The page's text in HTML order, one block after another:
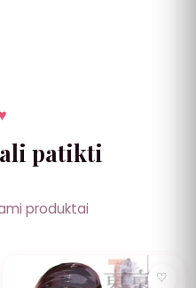
patikti
produktai
NUOLAIDA ♡